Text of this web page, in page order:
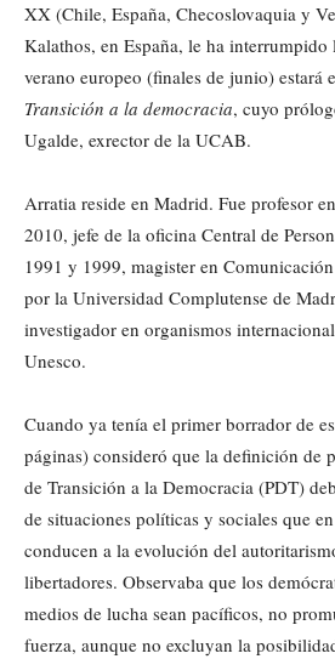
XX (Chile, España, Checoslovaquia y
Kalathos, en España, le ha interrumpido
verano europeo (finales de junio) estará
Transición a la democracia, cuyo
Ugalde, exrector de la UCAB.
Arratia reside en Madrid. Fue profesor
2010, jefe de la oficina Central de
1991 y 1999, magister en
por la Universidad Complutense de
investigador en organismos
Unesco.
Cuando ya tenía el primer borrador de
páginas) consideró que la definición de
de Transición a la Democracia (PDT)
de situaciones políticas y sociales que
conducen a la evolución del
libertadores. Observaba que los
medios de lucha sean pacíficos, no
fuerza, aunque no excluyan la